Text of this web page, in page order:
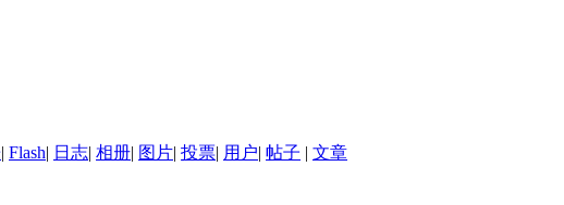
| Flash| 日志| 相册| 图片| 投票| 用户| 帖子 | 文章